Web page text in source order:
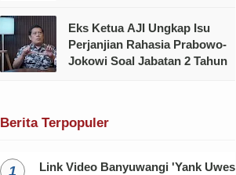
Eks Ketua AJI Ungkap Isu
Perjanjian Rahasia Prabowo-
Jokowi Soal Jabatan 2 Tahun
Berita Terpopuler
Link Video Banyuwangi 'Yank Uwes